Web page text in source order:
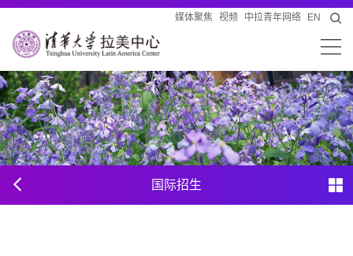
媒体聚焦 视频 中拉青年网络 EN
国际招生